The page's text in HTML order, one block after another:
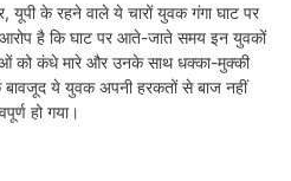
यूपी के रहने वाले ये चारों युवक गंगा घाट पर
है कि घाट पर आते-जाते समय इन युवकों
को कंधे मारे और उनके साथ धक्का-मुक्की
बावजूद ये युवक अपनी हरकतों से बाज नहीं
हो गया।